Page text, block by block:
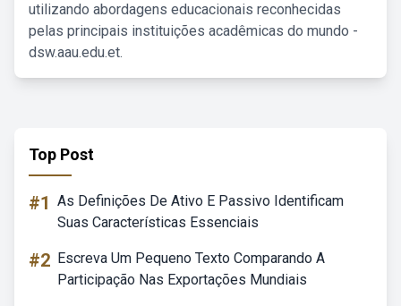
utilizando abordagens educacionais reconhecidas
pelas principais instituições acadêmicas do mundo -
dsw.aau.edu.et.
Top Post
#1 As Definições De Ativo E Passivo Identificam
Suas Características Essenciais
#2 Escreva Um Pequeno Texto Comparando A
Participação Nas Exportações Mundiais